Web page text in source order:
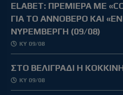
ELABET: ΠΡΕΜΙΕΡΑ ΜΕ
ΓΙΑ ΤΟ ΑΝΝΟΒΕΡΟ ΚΑΙ
ΝΥΡΕΜΒΕΡΓΗ (09/08)
ΚΥ 09/08
ΣΤΟ ΒΕΛΙΓΡΑΔΙ Η
ΚΥ 09/08